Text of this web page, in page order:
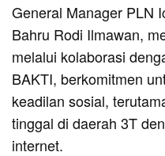
General Manager PLN
Bahru Rodi Ilmawan,
melalui kolaborasi
BAKTI, berkomitmen
keadilan sosial,
tinggal di daerah 3T
internet.